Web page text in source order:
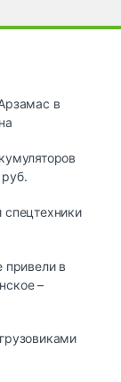
в
привели в
–